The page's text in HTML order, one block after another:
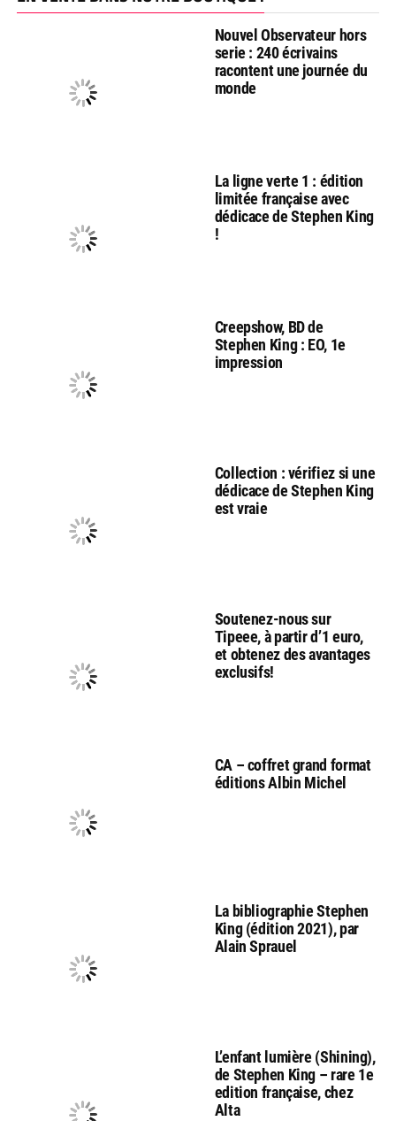
Nouvel Observateur hors
serie : 240 écrivains
racontent une journée du
monde
La ligne verte 1 : édition
limitée française avec
dédicace de Stephen King
!
Creepshow, BD de
Stephen King : EO, 1e
impression
Collection : vérifiez si une
dédicace de Stephen King
est vraie
Soutenez-nous sur
Tipeee, à partir d’1 euro,
et obtenez des avantages
exclusifs!
CA – coffret grand format
éditions Albin Michel
La bibliographie Stephen
King (édition 2021), par
Alain Sprauel
L’enfant lumière (Shining),
de Stephen King – rare 1e
edition française, chez
Alta